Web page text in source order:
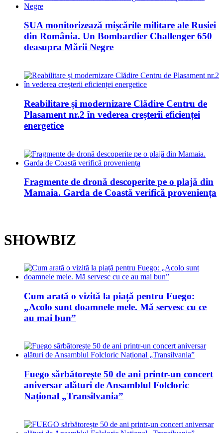
SUA monitorizează mișcările militare ale Rusiei
din România. Un Bombardier Challenger 650
deasupra Mării Negre
Reabilitare și modernizare Clădire Centru de
Plasament nr.2 în vederea creșterii eficienței
energetice
Fragmente de dronă descoperite pe o plajă din
Mamaia. Garda de Coastă verifică proveniența
SHOWBIZ
Cum arată o vizită la piață pentru Fuego:
„Acolo sunt doamnele mele. Mă servesc cu ce
au mai bun”
Fuego sărbătorește 50 de ani printr-un concert
aniversar alături de Ansamblul Folcloric
Național „Transilvania”